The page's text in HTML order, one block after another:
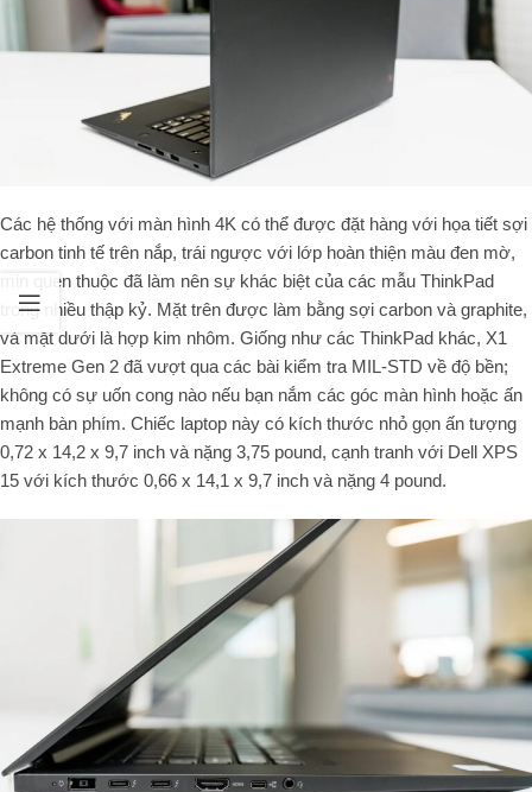
Các hệ thống với màn hình 4K có thể được đặt hàng với họa tiết sợi
carbon tinh tế trên nắp, trái ngược với lớp hoàn thiện màu đen mờ,
mịn quen thuộc đã làm nên sự khác biệt của các mẫu ThinkPad
trong nhiều thập kỷ. Mặt trên được làm bằng sợi carbon và graphite,
và mặt dưới là hợp kim nhôm. Giống như các ThinkPad khác, X1
Extreme Gen 2 đã vượt qua các bài kiểm tra MIL-STD về độ bền;
không có sự uốn cong nào nếu bạn nắm các góc màn hình hoặc ấn
mạnh bàn phím. Chiếc laptop này có kích thước nhỏ gọn ấn tượng
0,72 x 14,2 x 9,7 inch và nặng 3,75 pound, cạnh tranh với Dell XPS
15 với kích thước 0,66 x 14,1 x 9,7 inch và nặng 4 pound.